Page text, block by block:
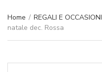
Home / REGALI E OCCASIONI
natale dec. Rossa